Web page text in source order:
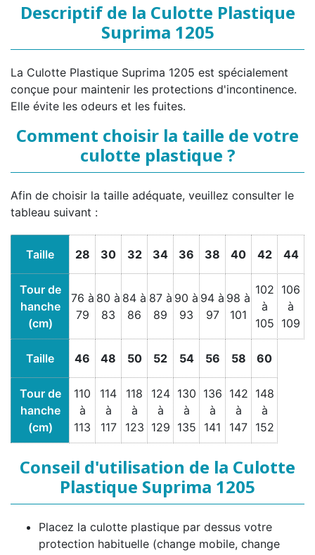
Descriptif de la Culotte Plastique
Suprima 1205
La Culotte Plastique Suprima 1205 est spécialement
conçue pour maintenir les protections d'incontinence.
Elle évite les odeurs et les fuites.
Comment choisir la taille de votre
culotte plastique ?
Afin de choisir la taille adéquate, veuillez consulter le
tableau suivant :
Taille 28 30 32 34 36 38 40 42 44
Tour de
hanche
(cm)
76 à
79
80 à
83
84 à
86
87 à
89
90 à
93
94 à
97
98 à
101
102
à
105
106
à
109
Taille 46 48 50 52 54 56 58 60
Tour de
hanche
(cm)
110
à
113
114
à
117
118
à
123
124
à
129
130
à
135
136
à
141
142
à
147
148
à
152
Conseil d'utilisation de la Culotte
Plastique Suprima 1205
Placez la culotte plastique par dessus votre
protection habituelle (change mobile, change